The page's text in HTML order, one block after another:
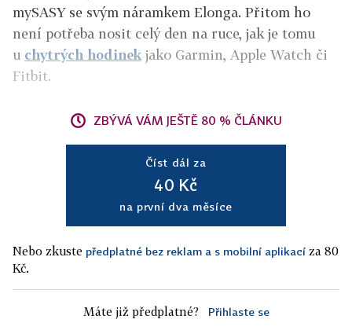
mySASY se svým náramkem Elonga. Přitom ho
není potřeba nosit celý den na ruce, jak je tomu
u chytrých hodinek jako Garmin, Apple Watch či
Fitbit.
ZBÝVÁ VÁM JEŠTĚ 80 % ČLÁNKU
Číst dál za
40 Kč
na první dva měsíce
Nebo zkuste předplatné bez reklam a s mobilní aplikací za 80
Kč.
Máte již předplatné? Přihlaste se